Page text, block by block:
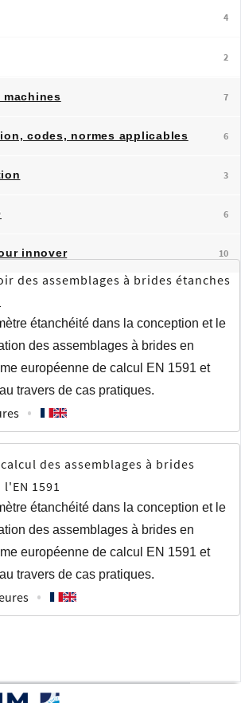
4
2
machines 7
codes, normes applicables 6
3
6
innover 10
des assemblages à brides étanches
étanchéité dans la conception et le
des assemblages à brides en
européenne de calcul EN 1591 et
travers de cas pratiques.
des assemblages à brides
1591
étanchéité dans la conception et le
des assemblages à brides en
européenne de calcul EN 1591 et
travers de cas pratiques.